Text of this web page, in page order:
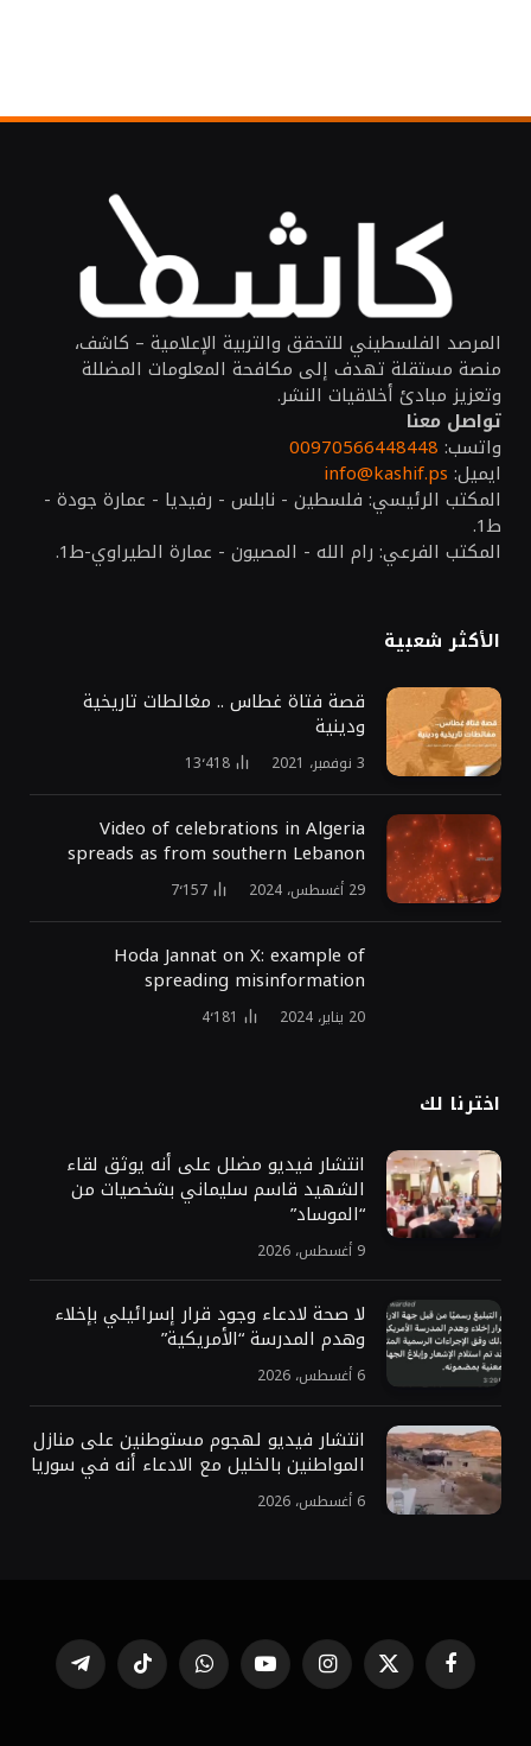
المرصد الفلسطيني للتحقق والتربية الإعلامية – كاشف،
منصة مستقلة تهدف إلى مكافحة المعلومات المضللة
وتعزيز مبادئ أخلاقيات النشر.
تواصل معنا
واتسب: 00970566448448
ايميل: info@kashif.ps
المكتب الرئيسي: فلسطين - نابلس - رفيديا - عمارة جودة -
ط1.
المكتب الفرعي: رام الله - المصيون - عمارة الطيراوي-ط1.
الأكثر شعبية
قصة فتاة غطاس .. مغالطات تاريخية
ودينية
3 نوفمبر، 2021 13٬418
Video of celebrations in Algeria
spreads as from southern Lebanon
29 أغسطس، 2024 7٬157
Hoda Jannat on X: example of
spreading misinformation
20 يناير، 2024 4٬181
اخترنا لك
انتشار فيديو مضلل على أنه يوثق لقاء
الشهيد قاسم سليماني بشخصيات من
“الموساد”
9 أغسطس، 2026
لا صحة لادعاء وجود قرار إسرائيلي بإخلاء
وهدم المدرسة “الأمريكية”
6 أغسطس، 2026
انتشار فيديو لهجوم مستوطنين على منازل
المواطنين بالخليل مع الادعاء أنه في سوريا
6 أغسطس، 2026
فيسبوك X
(Twitter)
الانستغراميوتيوب واتساب تيكتوك تيلقرام